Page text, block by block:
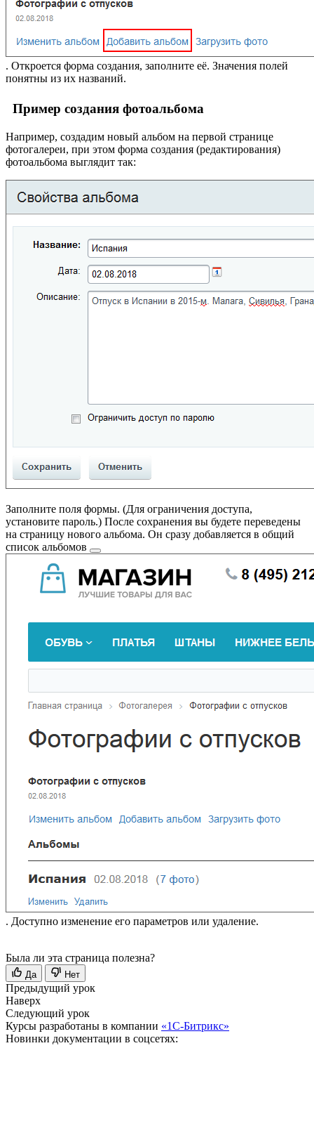
. Откроется форма создания, заполните её. Значения полей
понятны из их названий.
Пример создания фотоальбома
Например, создадим новый альбом на первой странице
фотогалереи, при этом форма создания (редактирования)
фотоальбома выглядит так:
Заполните поля формы. (Для ограничения доступа,
установите пароль.) После сохранения вы будете переведены
на страницу нового альбома. Он сразу добавляется в общий
список альбомов
. Доступно изменение его параметров или удаление.
Была ли эта страница полезна?
Да Нет
Предыдущий урок
Наверх
Следующий урок
Курсы разработаны в компании «1С-Битрикс»
Новинки документации в соцсетях: